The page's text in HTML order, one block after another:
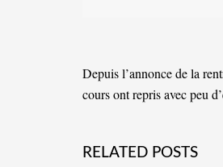
Depuis l’annonce de la
cours ont repris avec peu
RELATED POSTS